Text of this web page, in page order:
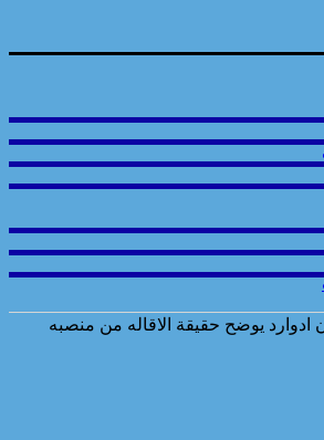
ادوارد يوضح حقيقة الاقاله من منصبه